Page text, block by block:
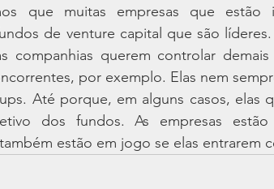
que muitas empresas que estão
de venture capital que são
companhias querem controlar
por exemplo. Elas nem
Até porque, em alguns casos, elas
dos fundos. As empresas
estão em jogo se elas entrarem